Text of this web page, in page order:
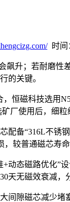
时间
飙升；若耐磨性
的关键。
，恒磁科技选用
矿厂使用后，细粒
配备“316L不锈
，较普通磁芯寿
+动态磁路优化”
30天无磁效衰减，
隙磁芯减少